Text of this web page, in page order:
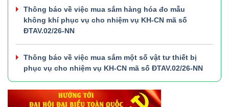
Thông báo về việc mua sắm hàng hóa đo mẫu
không khí phục vụ cho nhiệm vụ KH-CN mã số
ĐTAV.02/26-NN
Thông báo về việc mua sắm một số vật tư thiết bị
phục vụ cho nhiệm vụ KH-CN mã số ĐTAV.02/26-NN